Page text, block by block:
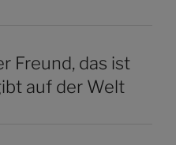
Freund, das ist
auf der Welt